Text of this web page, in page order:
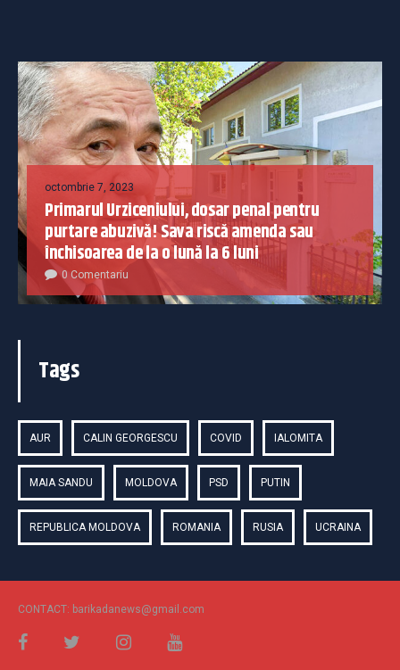
octombrie 7, 2023
Primarul Urziceniului, dosar penal pentru
purtare abuzivă! Sava riscă amenda sau
închisoarea de la o lună la 6 luni
0 Comentariu
Tags
AUR CALIN GEORGESCU COVID IALOMITA
MAIA SANDU MOLDOVA PSD PUTIN
REPUBLICA MOLDOVA ROMANIA RUSIA UCRAINA
CONTACT: barikadanews@gmail.com